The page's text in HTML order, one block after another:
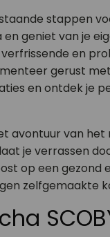
stappen
geniet van je
en
gerust
en ontdek je
avontuur van het
je verrassen
op een gezond
zelfgemaakte